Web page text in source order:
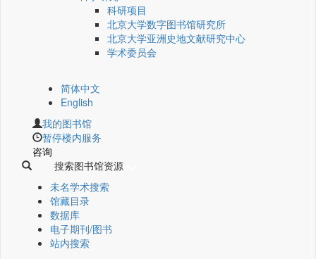
科研项目
北京大学数字图书馆研究所
北京大学亚洲史地文献研究中心
学术委员会
简体中文
English
我的图书馆
暂停楼内服务
咨询
搜索图书馆资源
未名学术搜索
馆藏目录
数据库
电子期刊/图书
站内搜索